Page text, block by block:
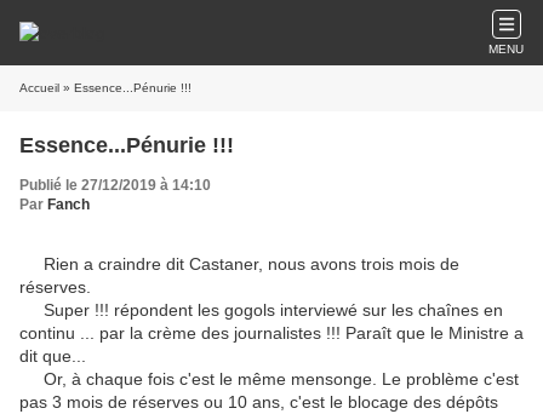
MENU
Accueil » Essence...Pénurie !!!
Essence...Pénurie !!!
Publié le 27/12/2019 à 14:10
Par Fanch
Rien a craindre dit Castaner, nous avons trois mois de
réserves.
Super !!! répondent les gogols interviewé sur les chaînes en
continu ... par la crème des journalistes !!! Paraît que le Ministre a
dit que...
Or, à chaque fois c'est le même mensonge. Le problème c'est
pas 3 mois de réserves ou 10 ans, c'est le blocage des dépôts